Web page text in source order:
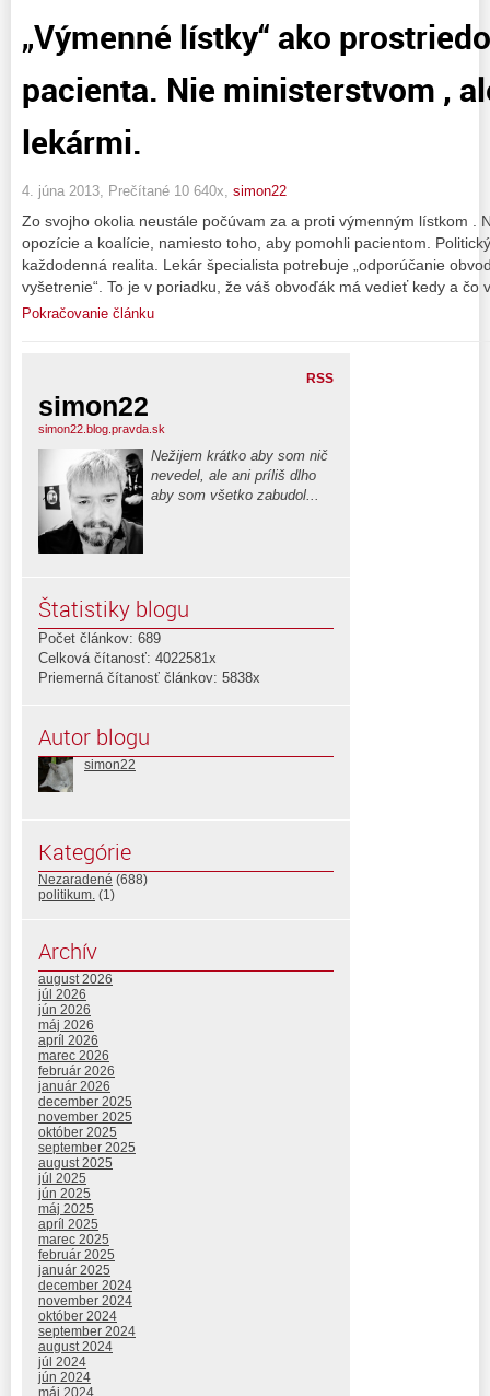
„Výmenné lístky“ ako
pacienta. Nie ministerstvom ,
lekármi.
4. júna 2013, Prečítané 10 640x, simon22
Zo svojho okolia neustále počúvam za a proti výmenným lístkom .
opozície a koalície, namiesto toho, aby pomohli pacientom.
každodenná realita. Lekár špecialista potrebuje „odporúčanie
vyšetrenie“. To je v poriadku, že váš obvoďák má vedieť kedy a čo
Pokračovanie článku
RSS
simon22
simon22.blog.pravda.sk
Nežijem krátko aby som nič
nevedel, ale ani príliš dlho
aby som všetko zabudol...
Štatistiky blogu
Počet článkov: 689
Celková čítanosť: 4022581x
Priemerná čítanosť článkov: 5838x
Autor blogu
simon22
Kategórie
Nezaradené (688)
politikum. (1)
Archív
august 2026
júl 2026
jún 2026
máj 2026
apríl 2026
marec 2026
február 2026
január 2026
december 2025
november 2025
október 2025
september 2025
august 2025
júl 2025
jún 2025
máj 2025
apríl 2025
marec 2025
február 2025
január 2025
december 2024
november 2024
október 2024
september 2024
august 2024
júl 2024
jún 2024